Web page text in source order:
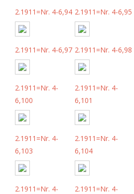
2.1911=Nr. 4-6,94 2.1911=Nr. 4-6,95
2.1911=Nr. 4-6,97 2.1911=Nr. 4-6,98
2.1911=Nr. 4-
6,100
2.1911=Nr. 4-
6,101
2.1911=Nr. 4-
6,103
2.1911=Nr. 4-
6,104
2.1911=Nr. 4-
2.1911=Nr. 4-